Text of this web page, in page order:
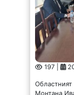
197 |
Областният
Монтана